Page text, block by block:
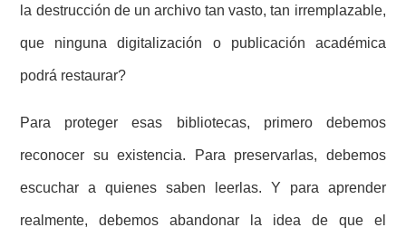
la destrucción de un archivo tan vasto, tan irremplazable,
que ninguna digitalización o publicación académica
podrá restaurar?
Para proteger esas bibliotecas, primero debemos
reconocer su existencia. Para preservarlas, debemos
escuchar a quienes saben leerlas. Y para aprender
realmente, debemos abandonar la idea de que el